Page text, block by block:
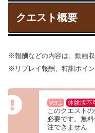
クエスト概要
※報酬などの内容は、動画収
※リプレイ報酬、特訓ポイ
Ver.1
体験版不
このクエスト
必要です。無
注できません